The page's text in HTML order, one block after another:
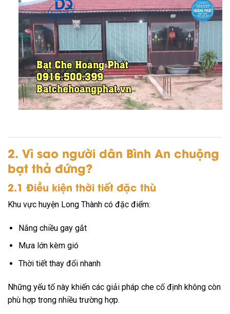
2. Vì sao người dân Bình An chuộng
bạt thả đứng?
2.1 Điều kiện thời tiết đặc thù
Khu vực huyện Long Thành có đặc điểm:
Nắng chiều gay gắt
Mưa lớn kèm gió
Thời tiết thay đổi nhanh
Những yếu tố này khiến các giải pháp che cố định không còn
phù hợp trong nhiều trường hợp.